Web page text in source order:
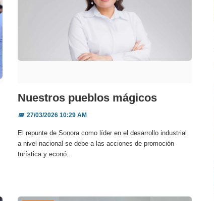
Nuestros pueblos mágicos
📅27/03/2026 10:29 AM
El repunte de Sonora como líder en el desarrollo industrial
a nivel nacional se debe a las acciones de promoción
turística y econó...